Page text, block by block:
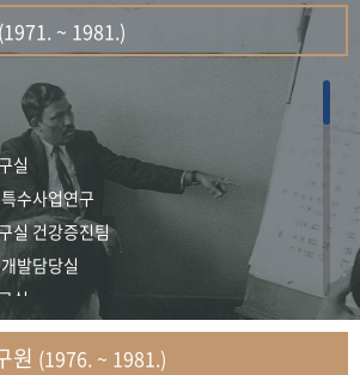
로 보는 연구 역사
연구자들
기록물 행정박물 영상 기록물
는 50년
(1971. ~ 1981.)
실
수사업연구
실 건강증진팀
발담당실
실
발담당실
구과
원 (1976. ~ 1981.)